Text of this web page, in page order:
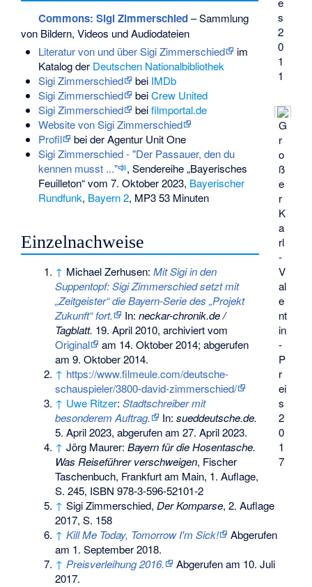
s
2
0
1
1
G
r
o
ß
e
r
K
a
rl
-
V
al
e
nt
in
-
P
r
ei
s
2
0
1
7
Commons: Sigi Zimmerschied– Sammlung
von Bildern, Videos und Audiodateien
Literatur von und über Sigi Zimmerschied
im
Katalog der Deutschen Nationalbibliothek
Sigi Zimmerschied
bei IMDb
Sigi Zimmerschied
beiCrew United
Sigi Zimmerschied
beifilmportal.de
Website von Sigi Zimmerschied
Profil
bei der Agentur Unit One
Sigi Zimmerschied - "Der Passauer, den du
kennen musst ..."
, Sendereihe „Bayerisches
Feuilleton“ vom 7. Oktober 2023, Bayerischer
Rundfunk, Bayern 2, MP3 53 Minuten
Einzelnachweise
↑ Michael Zerhusen:Mit Sigi in den
Suppentopf: Sigi Zimmerschied setzt mit
„Zeitgeister“ die Bayern-Serie des „Projekt
Zukunft“ fort.
In:neckar-chronik.de /
Tagblatt. 19. April 2010, archiviert vom
Original
am 14. Oktober 2014; abgerufen
am 9. Oktober 2014.
↑ https://www.filmeule.com/deutsche-
schauspieler/3800-david-zimmerschied/
↑ Uwe Ritzer:Stadtschreiber mit
besonderem Auftrag.
In:sueddeutsche.de.
5. April 2023, abgerufen am 27. April 2023.
↑ Jörg Maurer:Bayern für die Hosentasche.
Was Reiseführer verschweigen, Fischer
Taschenbuch, Frankfurt am Main, 1. Auflage,
S. 245, ISBN 978-3-596-52101-2
↑ Sigi Zimmerschied,Der Komparse, 2. Auflage
2017, S. 158
↑ Kill Me Today, Tomorrow I'm Sick!
Abgerufen
am 1. September 2018.
↑ Preisverleihung 2016.
Abgerufen am 10. Juli
2017.